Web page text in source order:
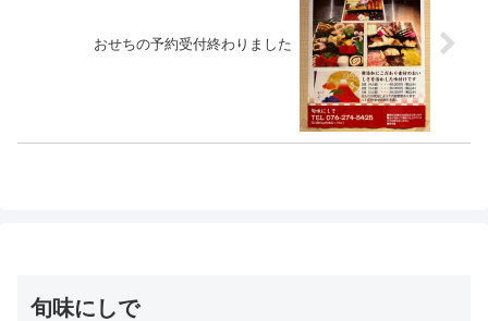
おせちの予約受付終わりました
旬味にしで